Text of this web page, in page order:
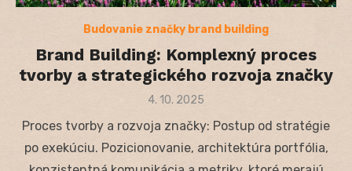
Budovanie značky brand building
Brand Building: Komplexný proces
tvorby a strategického rozvoja značky
Posted
4. 10. 2025
Proces tvorby a rozvoja značky: Postup od stratégie
po exekúciu. Pozicionovanie, architektúra portfólia,